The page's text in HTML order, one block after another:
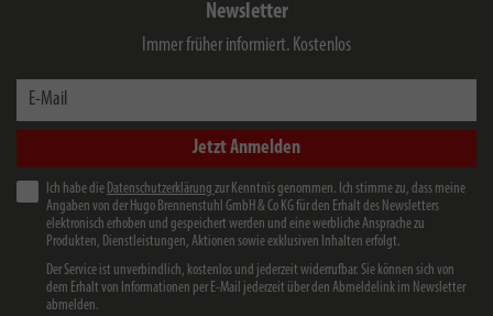
Newsletter
Immer früher informiert. Kostenlos
E-Mail
Jetzt Anmelden
Ich habe die Datenschutzerklärung zur Kenntnis genommen. Ich stimme zu, dass meine
Angaben von der Hugo Brennenstuhl GmbH & Co KG für den Erhalt des Newsletters
elektronisch erhoben und gespeichert werden und eine werbliche Ansprache zu
Produkten, Dienstleistungen, Aktionen sowie exklusiven Inhalten erfolgt.
Der Service ist unverbindlich, kostenlos und jederzeit widerrufbar. Sie können sich von
dem Erhalt von Informationen per E-Mail jederzeit über den Abmeldelink im Newsletter
abmelden.